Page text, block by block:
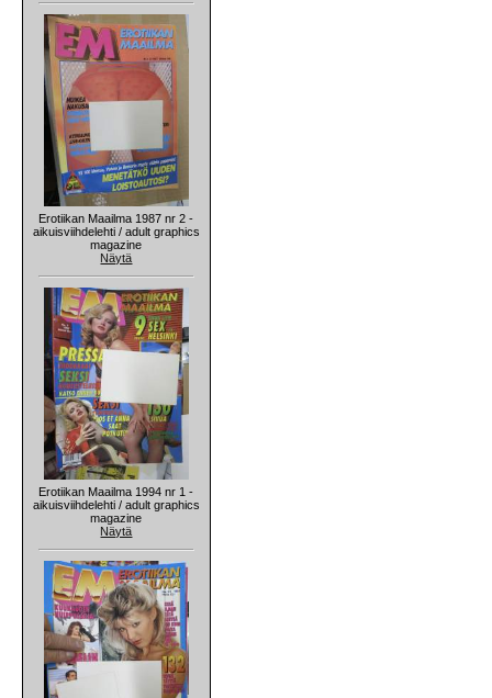
Erotiikan Maailma 1987 nr 2 -
aikuisviihdelehti / adult graphics
magazine
Näytä
Erotiikan Maailma 1994 nr 1 -
aikuisviihdelehti / adult graphics
magazine
Näytä